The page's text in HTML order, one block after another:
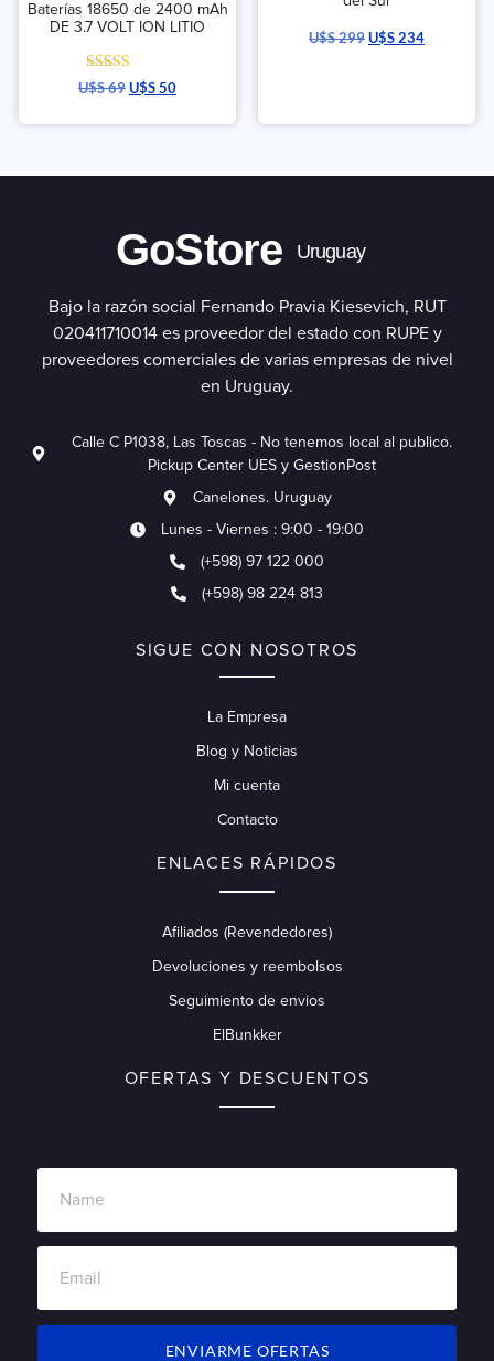
Baterías 18650 de 2400 mAh
DE 3.7 VOLT ION LITIO
Valorado con
5.00
U$S69U$S50
U$S299U$S234
GoStore Uruguay
Bajo la razón social Fernando Pravia Kiesevich, RUT
020411710014 es proveedor del estado con RUPE y
proveedores comerciales de varias empresas de nivel
en Uruguay.
Calle C P1038, Las Toscas - No tenemos local al publico.
Pickup Center UES y GestionPost
Canelones. Uruguay
Lunes - Viernes : 9:00 - 19:00
(+598) 97 122 000
(+598) 98 224 813
SIGUE CON NOSOTROS
La Empresa
Blog y Noticias
Mi cuenta
Contacto
ENLACES RÁPIDOS
Afiliados (Revendedores)
Devoluciones y reembolsos
Seguimiento de envios
ElBunkker
OFERTAS Y DESCUENTOS
ENVIARME OFERTAS